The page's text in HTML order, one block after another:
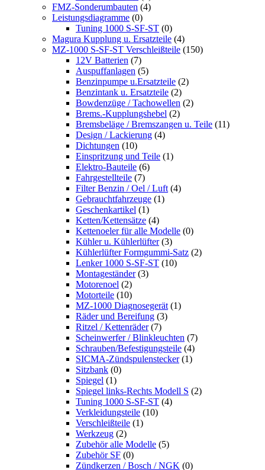
FMZ-Sonderumbauten (4)
Leistungsdiagramme (0)
Tuning 1000 S-SF-ST (0)
Magura Kupplung u. Ersatzteile (4)
MZ-1000 S-SF-ST Verschleißteile (150)
12V Batterien (7)
Auspuffanlagen (5)
Benzinpumpe u.Ersatzteile (2)
Benzintank u. Ersatzteile (2)
Bowdenzüge / Tachowellen (2)
Brems.-Kupplungshebel (2)
Bremsbeläge / Bremszangen u. Teile (11)
Design / Lackierung (4)
Dichtungen (10)
Einspritzung und Teile (1)
Elektro-Bauteile (6)
Fahrgestellteile (7)
Filter Benzin / Oel / Luft (4)
Gebrauchtfahrzeuge (1)
Geschenkartikel (1)
Ketten/Kettensätze (4)
Kettenoeler für alle Modelle (0)
Kühler u. Kühlerlüfter (3)
Kühlerlüfter Formgummi-Satz (2)
Lenker 1000 S-SF-ST (10)
Montageständer (3)
Motorenoel (2)
Motorteile (10)
MZ-1000 Diagnosegerät (1)
Räder und Bereifung (3)
Ritzel / Kettenräder (7)
Scheinwerfer / Blinkleuchten (7)
Schrauben/Befestigungsteile (4)
SICMA-Zündspulenstecker (1)
Sitzbank (0)
Spiegel (1)
Spiegel links-Rechts Modell S (2)
Tuning 1000 S-SF-ST (4)
Verkleidungsteile (10)
Verschleißteile (1)
Werkzeug (2)
Zubehör alle Modelle (5)
Zubehör SF (0)
Zündkerzen / Bosch / NGK (0)